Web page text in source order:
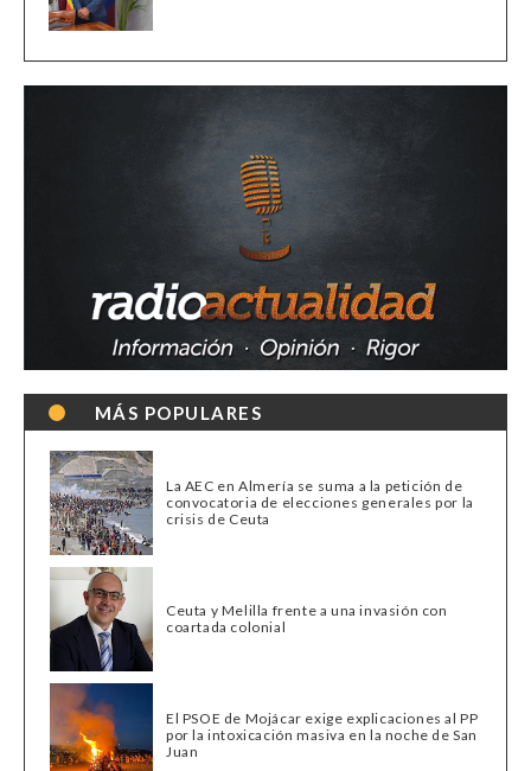
MÁS POPULARES
La AEC en Almería se suma a la petición de
convocatoria de elecciones generales por la
crisis de Ceuta
Ceuta y Melilla frente a una invasión con
coartada colonial
El PSOE de Mojácar exige explicaciones al PP
por la intoxicación masiva en la noche de San
Juan